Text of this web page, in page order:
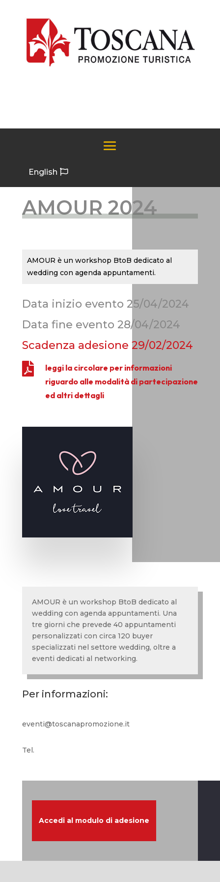
English
AMOUR 2024
AMOUR è un workshop BtoB dedicato al
wedding con agenda appuntamenti.
Data inizio evento 25/04/2024
Data fine evento 28/04/2024
Scadenza adesione 29/02/2024

leggi la circolare per informazioni
riguardo alle modalità di partecipazione
ed altri dettagli
AMOUR è un workshop BtoB dedicato al
wedding con agenda appuntamenti. Una
tre giorni che prevede 40 appuntamenti
personalizzati con circa 120 buyer
specializzati nel settore wedding, oltre a
eventi dedicati al networking.
Per informazioni:
eventi@toscanapromozione.it
Tel.
Accedi al modulo di adesione